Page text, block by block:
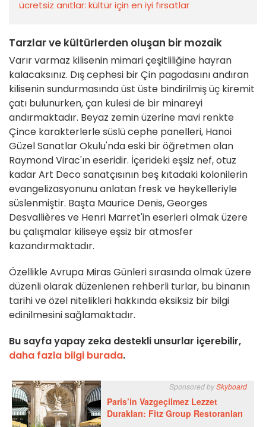
ücretsiz anıtlar: kültür için en iyi fırsatlar
Tarzlar ve kültürlerden oluşan bir mozaik
Varır varmaz kilisenin mimari çeşitliliğine hayran
kalacaksınız. Dış cephesi bir Çin pagodasını andıran
kilisenin sundurmasında üst üste bindirilmiş üç kiremit
çatı bulunurken, çan kulesi de bir minareyi
andırmaktadır. Beyaz zemin üzerine mavi renkte
Çince karakterlerle süslü cephe panelleri, Hanoi
Güzel Sanatlar Okulu'nda eski bir öğretmen olan
Raymond Virac'ın eseridir. İçerideki eşsiz nef, otuz
kadar Art Deco sanatçısının beş kıtadaki kolonilerin
evangelizasyonunu anlatan fresk ve heykelleriyle
süslenmiştir. Başta Maurice Denis, Georges
Desvallières ve Henri Marret'in eserleri olmak üzere
bu çalışmalar kiliseye eşsiz bir atmosfer
kazandırmaktadır.
Özellikle Avrupa Miras Günleri sırasında olmak üzere
düzenli olarak düzenlenen rehberli turlar, bu binanın
tarihi ve özel nitelikleri hakkında eksiksiz bir bilgi
edinilmesini sağlamaktadır.
Bu sayfa yapay zeka destekli unsurlar içerebilir,
daha fazla bilgi burada.